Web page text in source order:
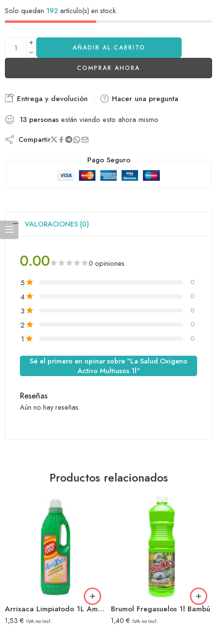
Solo quedan 192 artículo(s) en stock.
AÑADIR AL CARRITO
COMPRAR AHORA
Entrega y devolución
Hacer una pregunta
13 personas están viendo esto ahora mismo
Compartir
Pago Seguro
VALORACIONES (0)
0.00 0 opiniones
5 0
4 0
3 0
2 0
1 0
Sé el primero en opinar sobre "La Salud Oxigeno
Activo Multiusos 1l"
Reseñas
Aún no hay reseñas.
Productos relacionados
Arrixaca Limpiatodo 1L Amoniacal
1,53 € IVA no Incl.
Brumol Fregasuelos 1l Bambú
1,40 € IVA no Incl.